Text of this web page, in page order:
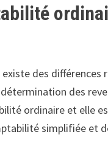
des différences
des
ordinaire et elle
simplifiée et